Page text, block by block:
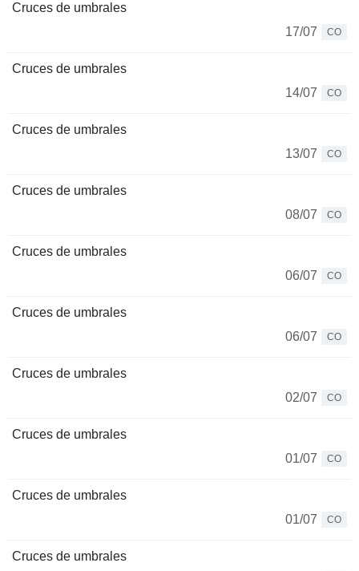
Cruces de umbrales
17/07
CO
Cruces de umbrales
14/07
CO
Cruces de umbrales
13/07
CO
Cruces de umbrales
08/07
CO
Cruces de umbrales
06/07
CO
Cruces de umbrales
06/07
CO
Cruces de umbrales
02/07
CO
Cruces de umbrales
01/07
CO
Cruces de umbrales
01/07
CO
Cruces de umbrales